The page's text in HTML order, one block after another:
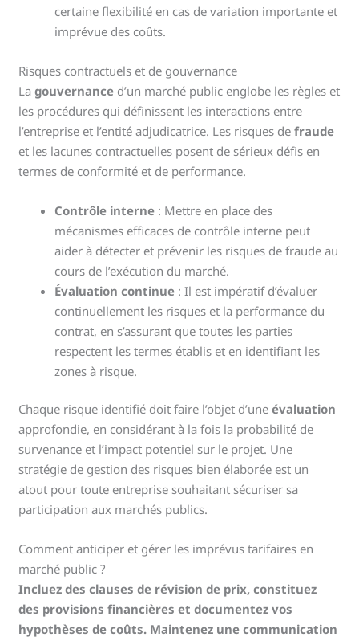
certaine flexibilité en cas de variation importante et
imprévue des coûts.
Risques contractuels et de gouvernance
Lagouvernance d’un marché public englobe les règles et
les procédures qui définissent les interactions entre
l’entreprise et l’entité adjudicatrice. Les risques defraude
et les lacunes contractuelles posent de sérieux défis en
termes de conformité et de performance.
Contrôle interne : Mettre en place des
mécanismes efficaces de contrôle interne peut
aider à détecter et prévenir les risques de fraude au
cours de l’exécution du marché.
Évaluation continue : Il est impératif d’évaluer
continuellement les risques et la performance du
contrat, en s’assurant que toutes les parties
respectent les termes établis et en identifiant les
zones à risque.
Chaque risque identifié doit faire l’objet d’uneévaluation
approfondie, en considérant à la fois la probabilité de
survenance et l’impact potentiel sur le projet. Une
stratégie de gestion des risques bien élaborée est un
atout pour toute entreprise souhaitant sécuriser sa
participation aux marchés publics.
Comment anticiper et gérer les imprévus tarifaires en
marché public ?
Incluez des clauses de révision de prix, constituez
des provisions financières et documentez vos
hypothèses de coûts. Maintenez une communication